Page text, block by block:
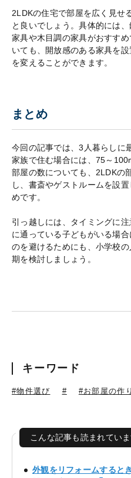
2LDKの住宅で部屋を広く見せ
と良いでしょう。具体的には
家具や木目調の家具がおすす
いても、開放感のある家具を
を変えることができます。
まとめ
今回の記事では、3人暮らしに
家族で住む場合には、75～
部屋の数についても、2LDKの
し、書斎やゲストルームを設
めです。
引っ越しには、タイミングに
に通っている子どもがいる場
のを避けるためにも、小学校
期を検討しましょう。
キーワード
#物件選び # #お部屋の作
こんな記事も読まれてい
外観をリフォームすると